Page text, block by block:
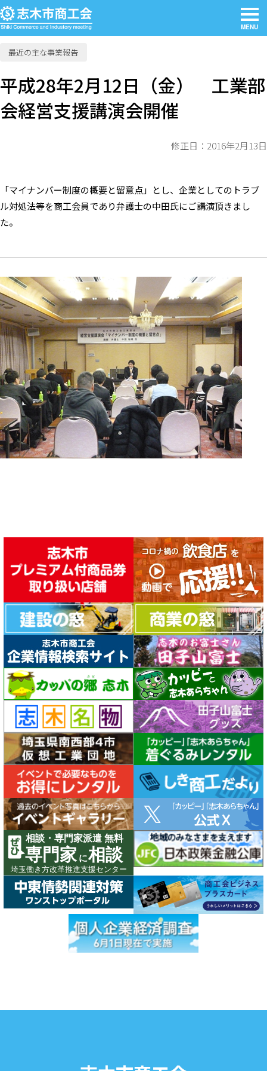
最近の主な事業報告
平成28年2月12日（金） 工業部
会経営支援講演会開催
修正日：2016年2月13日
「マイナンバー制度の概要と留意点」とし、企業としてのトラブ
ル対処法等を商工会員であり弁護士の中田氏にご講演頂きまし
た。
MENU